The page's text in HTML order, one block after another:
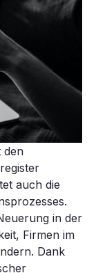
den
auch die
in der
Firmen im
Dank